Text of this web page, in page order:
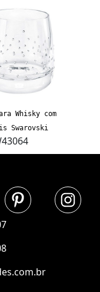
Whisky com
Swarovski